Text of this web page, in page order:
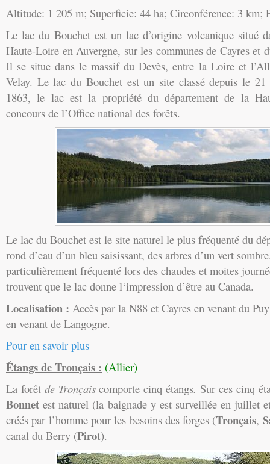
Altitude: 1 205 m; Superficie: 44 ha; Circonférence: 3 km;
Le lac du Bouchet est un lac d’origine volcanique situé
Haute-Loire en Auvergne, sur les communes de Cayres et
Il se situe dans le massif du Devès, entre la Loire et
Velay. Le lac du Bouchet est un site classé depuis le 21
1863, le lac est la propriété du département de la
concours de l’Office national des forêts.
Le lac du Bouchet est le site naturel le plus fréquenté du
rond d’eau d’un bleu saisissant, des arbres d’un vert
particulièrement fréquenté lors des chaudes et moites
trouvent que le lac donne l‘impression d’être au Canada.
Localisation : Accès par la N88 et Cayres en venant du
en venant de Langogne.
Pour en savoir plus
Étangs de Tronçais : (Allier)
La forêt de Tronçaiscomporte cinq étangs. Sur ces cinq
Bonnet est naturel (la baignade y est surveillée en juillet
créés par l’homme pour les besoins des forges (Tronçais,
canal du Berry (Pirot).